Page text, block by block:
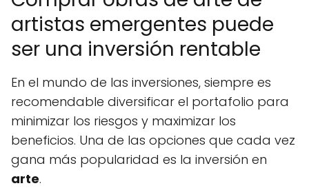
artistas emergentes puede
ser una inversión rentable
En el mundo de las inversiones, siempre es
recomendable diversificar el portafolio para
minimizar los riesgos y maximizar los
beneficios. Una de las opciones que cada vez
gana más popularidad es la inversión en
arte.